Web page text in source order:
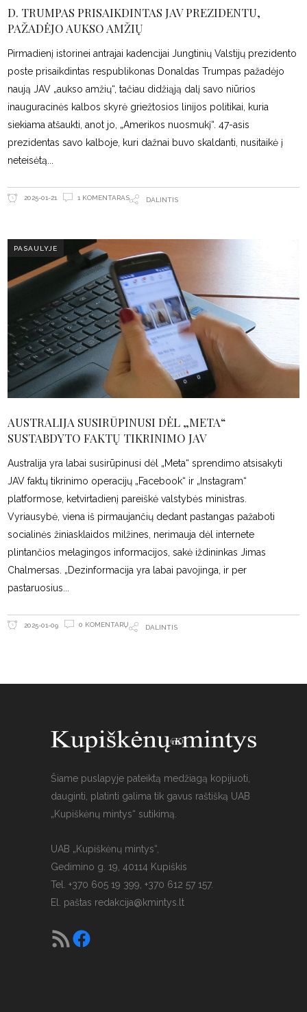
D. TRUMPAS PRISAIKDINTAS JAV PREZIDENTU,
PAŽADĖJO AUKSO AMŽIŲ
Pirmadienį istorinei antrajai kadencijai Jungtinių Valstijų prezidento
poste prisaikdintas respublikonas Donaldas Trumpas pažadėjo
naują JAV „aukso amžių“, tačiau didžiąją dalį savo niūrios
inauguracinės kalbos skyrė griežtosios linijos politikai, kuria
siekiama atšaukti, anot jo, „Amerikos nuosmukį“. 47-asis
prezidentas savo kalboje, kuri dažnai buvo skaldanti, nusitaikė į
neteisėtą
2025-01-21 1 KOMENTARAS DALINTIS
PASAULYJE
AUSTRALIJA SUSIRŪPINUSI DĖL „META“
SUSTABDYTO FAKTŲ TIKRINIMO JAV
Australija yra labai susirūpinusi dėl „Meta“ sprendimo atsisakyti
JAV faktų tikrinimo operacijų „Facebook“ ir „Instagram“
platformose, ketvirtadienį pareiškė valstybės ministras.
Vyriausybė, viena iš pirmaujančių dedant pastangas pažaboti
socialinės žiniasklaidos milžines, nerimauja dėl internete
plintančios melagingos informacijos, sakė iždininkas Jimas
Chalmersas. „Dezinformacija yra labai pavojinga, ir per
pastaruosius
2025-01-09 0 KOMENTARŲ DALINTIS
Šiame puslapyje pateiktą medžiagą kopijuoti,
dauginti, platinti galima tik gavus raštišką UAB
„Kupiškėnų mintys“ sutikimą.
UAB „Kupiškėnų mintys“,
Gedimino g. 19, 40114 Kupiškis
Tel. +370 605 19 399, +370 612 57 157.
El. paštas redakcija@kmintys.lt